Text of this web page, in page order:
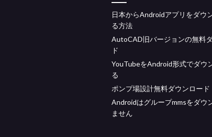
日本からAndroidアプリをダウ
る方法
AutoCAD旧バージョンの無料
ド
YouTubeをAndroid形式でダウ
る
ポンプ場設計無料ダウンロード
Androidはグループmmsをダウ
ません